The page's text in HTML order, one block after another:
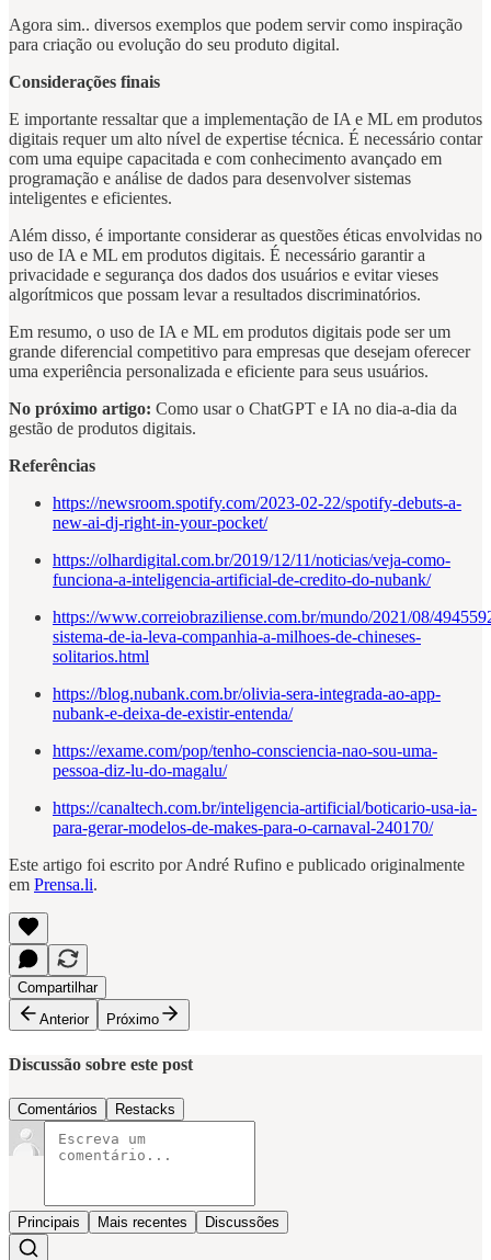
Agora sim.. diversos exemplos que podem servir como inspiração
para criação ou evolução do seu produto digital.
Considerações finais
E importante ressaltar que a implementação de IA e ML em produtos
digitais requer um alto nível de expertise técnica. É necessário contar
com uma equipe capacitada e com conhecimento avançado em
programação e análise de dados para desenvolver sistemas
inteligentes e eficientes.
Além disso, é importante considerar as questões éticas envolvidas no
uso de IA e ML em produtos digitais. É necessário garantir a
privacidade e segurança dos dados dos usuários e evitar vieses
algorítmicos que possam levar a resultados discriminatórios.
Em resumo, o uso de IA e ML em produtos digitais pode ser um
grande diferencial competitivo para empresas que desejam oferecer
uma experiência personalizada e eficiente para seus usuários.
No próximo artigo: Como usar o ChatGPT e IA no dia-a-dia da
gestão de produtos digitais.
Referências
https://newsroom.spotify.com/2023-02-22/spotify-debuts-a-
new-ai-dj-right-in-your-pocket/
https://olhardigital.com.br/2019/12/11/noticias/veja-como-
funciona-a-inteligencia-artificial-de-credito-do-nubank/
https://www.correiobraziliense.com.br/mundo/2021/08/
sistema-de-ia-leva-companhia-a-milhoes-de-chineses-
solitarios.html
https://blog.nubank.com.br/olivia-sera-integrada-ao-app-
nubank-e-deixa-de-existir-entenda/
https://exame.com/pop/tenho-consciencia-nao-sou-uma-
pessoa-diz-lu-do-magalu/
https://canaltech.com.br/inteligencia-artificial/boticario-usa-ia-
para-gerar-modelos-de-makes-para-o-carnaval-240170/
Este artigo foi escrito por André Rufino e publicado originalmente
em Prensa.li.
Compartilhar
Anterior
Próximo
Discussão sobre este post
Comentários Restacks
Principais Mais recentes Discussões